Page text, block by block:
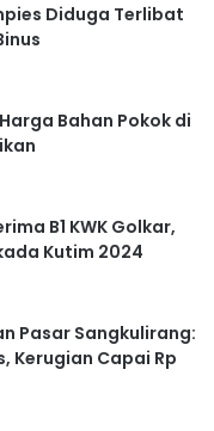
Diduga Terlibat
Bahan Pokok di
B1 KWK Golkar,
Kutim 2024
Pasar Sangkulirang:
Kerugian Capai Rp